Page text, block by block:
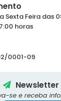
Sexta Feira das
horas
0001-09
Newsletter
se e receba